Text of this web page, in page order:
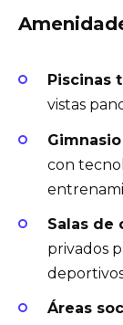
Piscinas
vistas
con
Salas de
privados
Áreas